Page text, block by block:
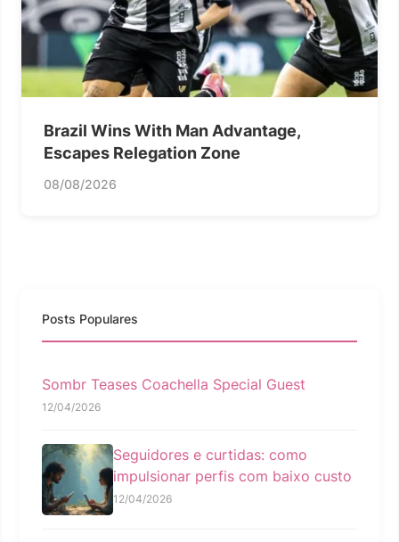
Brazil Wins With Man Advantage,
Escapes Relegation Zone
08/08/2026
Posts Populares
Sombr Teases Coachella Special Guest
12/04/2026
Seguidores e curtidas: como
impulsionar perfis com baixo custo
12/04/2026